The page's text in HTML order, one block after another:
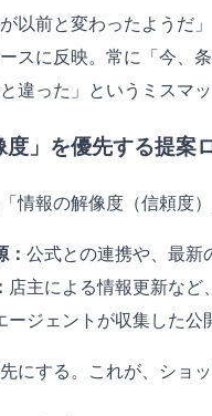
以前と変わったよう
スに反映。常に「今、
違った」というミスマ
」を優先する提案
情報の解像度（信頼度）
公式との連携や、最新
店主による情報更新など
ージェントが収集した公
にする。これが、ショ